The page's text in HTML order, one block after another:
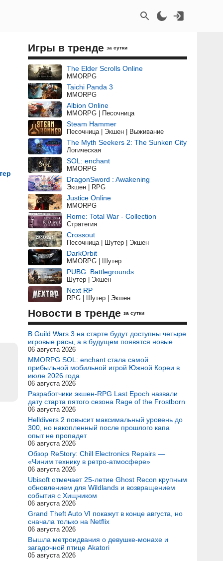
Игры в тренде за сутки
The Elder Scrolls Online
MMORPG
Taichi Panda 3
MMORPG
Albion Online
MMORPG | Песочница
Steam Hammer
Песочница | Экшен | Выживание
The Myth Seekers 2: The Sunken City
Логическая
SOL: enchant
MMORPG
DragonSword : Awakening
Экшен | RPG
Justice Online
MMORPG
Rome: Total War - Collection
Стратегия
Crossout
Песочница | Шутер | Экшен
DarkOrbit
MMORPG | Шутер
PUBG: Battlegrounds
Шутер | Экшен
Next RP
RPG | Шутер | Экшен
Новости в тренде за сутки
В Guild Wars 3 на старте будут доступны четыре
игровые расы, а в будущем появятся новые
06 августа 2026
MMORPG SOL: enchant стала самой
прибыльной мобильной игрой Южной Кореи в
июле 2026 года
06 августа 2026
Разработчики экшен-RPG Last Epoch назвали
дату старта пятого сезона Rage of the Frostborn
06 августа 2026
Helldivers 2 повысит максимальный уровень до
300, но накопленный после прошлого капа
опыт не пропадет
06 августа 2026
Обзор ReStory: Chill Electronics Repairs —
«Чиним технику в ретро-атмосфере»
06 августа 2026
Ubisoft отмечает 25-летие Ghost Recon крупным
обновлением для Wildlands и возвращением
события с Хищником
06 августа 2026
Grand Theft Auto VI покажут в конце августа, но
сначала только на Netflix
06 августа 2026
Вышла метроидвания о девушке-монахе и
загадочной птице Akatori
05 августа 2026